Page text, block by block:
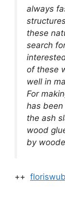
always
these
search
of these
well in
For
has
the ash
wood
by
++